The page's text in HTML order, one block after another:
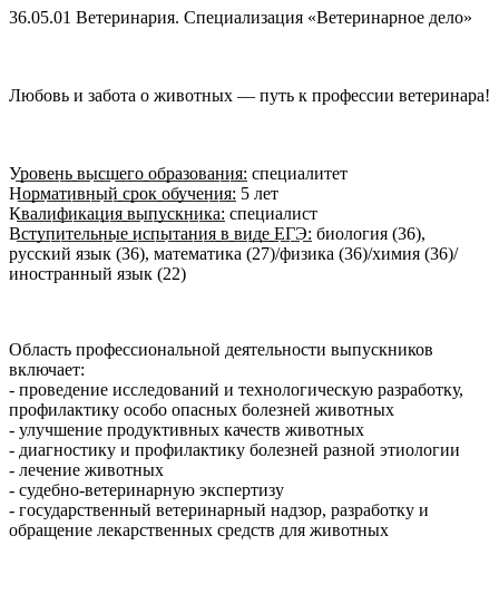
36.05.01 Ветеринария. Специализация «Ветеринарное дело»
Любовь и забота о животных — путь к профессии ветеринара!
У̲р̲о̲в̲е̲н̲ь̲ ̲в̲ы̲с̲ш̲е̲г̲о̲ ̲о̲б̲р̲а̲з̲о̲в̲а̲н̲и̲я̲: специалитет
Н̲о̲р̲м̲а̲т̲и̲в̲н̲ы̲й̲ ̲с̲р̲о̲к̲ ̲о̲б̲у̲ч̲е̲н̲и̲я̲: 5 лет
К̲в̲а̲л̲и̲ф̲и̲к̲а̲ц̲и̲я̲ ̲в̲ы̲п̲у̲с̲к̲н̲и̲к̲а̲: специалист
В̲с̲т̲у̲п̲и̲т̲е̲л̲ь̲н̲ы̲е̲ ̲и̲с̲п̲ы̲т̲а̲н̲и̲я̲ ̲в̲ ̲в̲и̲д̲е̲ ̲Е̲Г̲Э̲: биология (36),
русский язык (36), математика (27)/физика (36)/химия (36)/
иностранный язык (22)
Область профессиональной деятельности выпускников
включает:
- проведение исследований и технологическую разработку,
профилактику особо опасных болезней животных
- улучшение продуктивных качеств животных
- диагностику и профилактику болезней разной этиологии
- лечение животных
- судебно-ветеринарную экспертизу
- государственный ветеринарный надзор, разработку и
обращение лекарственных средств для животных